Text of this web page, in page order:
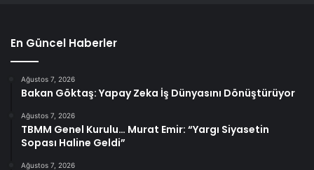
En Güncel Haberler
Ağustos 7, 2026
Bakan Göktaş: Yapay Zeka İş Dünyasını Dönüştürüyor
Ağustos 7, 2026
TBMM Genel Kurulu… Murat Emir: “Yargı Siyasetin
Sopası Haline Geldi”
Ağustos 7, 2026